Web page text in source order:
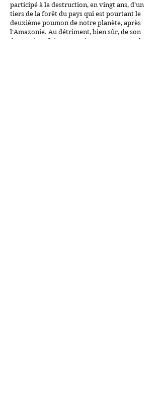
participé à la destruction, en vingt ans, d’un
tiers de la forêt du pays qui est pourtant le
deuxième poumon de notre planète, après
l’Amazonie. Au détriment, bien sûr, de son
écosystème foisonnant, à commencer par les